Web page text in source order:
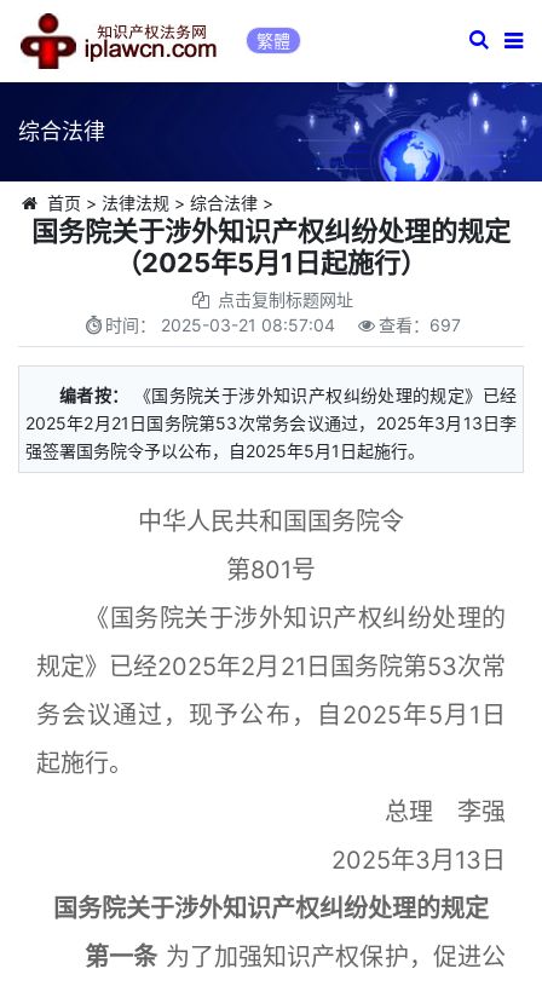
繁體
综合法律
首页 > 法律法规 > 综合法律>
国务院关于涉外知识产权纠纷处理的规定
（2025年5月1日起施行）
点击复制标题网址
时间： 2025-03-21 08:57:04 查看： 697
编者按：
《国务院关于涉外知识产权纠纷处理的规定》已经
2025年2月21日国务院第53次常务会议通过，2025年3月13日李
强签署国务院令予以公布，自2025年5月1日起施行。
中华人民共和国国务院令
第801号
《国务院关于涉外知识产权纠纷处理的
规定》已经2025年2月21日国务院第53次常
务会议通过，现予公布，自2025年5月1日
起施行。
总理 李强
2025年3月13日
国务院关于涉外知识产权纠纷处理的规定
第一条 为了加强知识产权保护，促进公